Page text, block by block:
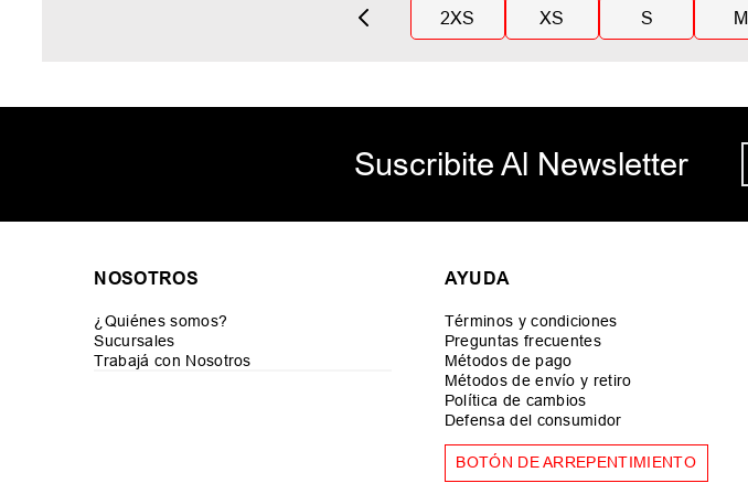
2XS XS S M
Suscribite Al Newsletter
NOSOTROS
¿Quiénes somos?
Sucursales
Trabajá con Nosotros
AYUDA
Términos y condiciones
Preguntas frecuentes
Métodos de pago
Métodos de envío y retiro
Política de cambios
Defensa del consumidor
BOTÓN DE ARREPENTIMIENTO